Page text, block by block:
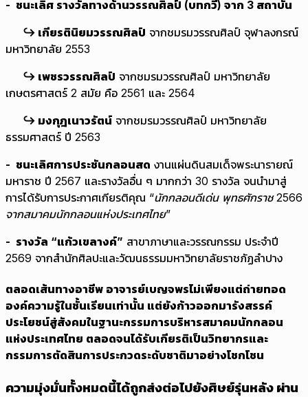
- ชนะเลิศ รางวัลทางด้านวรรณศิลป์ (บทกวี) จาก 3 สถาบัน
↪︎ เกียรตินิยมวรรณศิลป์ จากชมรมวรรณศิลป์ จุฬาลงกรณ์
มหาวิทยาลัย 2553
↪︎ เพชรวรรณศิลป์ จากชมรมวรรณศิลป์ มหาวิทยาลัย
เกษตรศาสตร์ 2 สมัย คือ 2561 และ 2564
↪︎ มงกุฎเนาวรัตน์ จากชมรมวรรณศิลป์ มหาวิทยาลัย
ธรรมศาสตร์ ปี 2563
- ชนะเลิศการประชันกลอนสด งานแผ่นดินสมเด็จพระนารายณ์
มหาราช ปี 2567 และรางวัลอื่น ๆ มากกว่า 30 รางวัล จนนำมาสู่
การได้รับการประกาศเกียรติคุณ “นักกลอนดีเด่น พุทธศักราช 2566
จากสมาคมนักกลอนแห่งประเทศไทย”
- รางวัล “แก้วเขลางค์” สาขาภาษาและวรรณกรรม ประจำปี
2569 จากสำนักศิลปะและวัฒนธรรมมหาวิทยาลัยราชภัฏลำปาง
ตลอดเส้นทางอาชีพ อาจารย์เบญจพรไม่เพียงแต่ถ่ายทอด
องค์ความรู้ในชั้นเรียนเท่านั้น แต่ยังก้าวออกมารังสรรค์
ประโยชน์สู่สังคมในฐานะกรรมการบริหารสมาคมนักกลอน
แห่งประเทศไทย ตลอดจนได้รับเกียรติเป็นวิทยากรและ
กรรมการตัดสินการประกวดระดับชาติมาอย่างโชกโชน
ความมุ่งมั่นทั้งหมดนี้ได้ถูกส่งต่อไปยังศิษย์รุ่นหลัง ผ่าน